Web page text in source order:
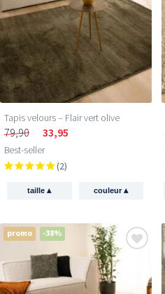
Tapis velours – Flair vert olive
79,90 33,95
Best-seller
(2)
taille▴ couleur▴
promo -38%